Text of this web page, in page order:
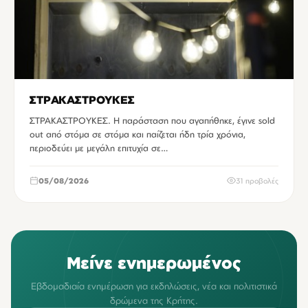
ΣΤΡΑΚΑΣΤΡΟΥΚΕΣ
ΣΤΡΑΚΑΣΤΡΟΥΚΕΣ. Η παράσταση που αγαπήθηκε, έγινε sold
out από στόμα σε στόμα και παίζεται ήδη τρία χρόνια,
περιοδεύει με μεγάλη επιτυχία σε…
05/08/2026 31 προβολές
Μείνε ενημερωμένος
Εβδομαδιαία ενημέρωση για εκδηλώσεις, νέα και πολιτιστικά
δρώμενα της Κρήτης.